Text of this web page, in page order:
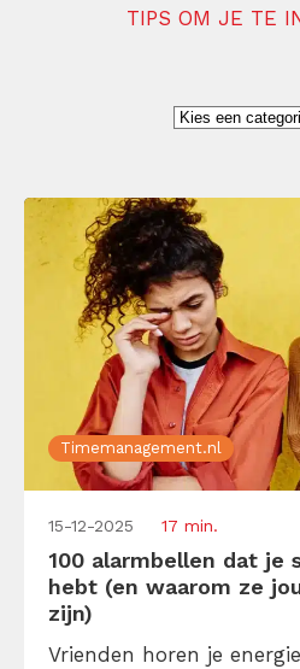
TIPS OM JE TE
Timemanagement.nl
15-12-2025 17 min.
100 alarmbellen dat je
hebt (en waarom ze
zijn)
Vrienden horen je